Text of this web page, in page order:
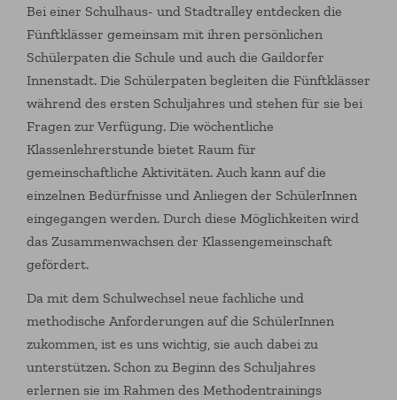
Bei einer Schulhaus- und Stadtralley entdecken die
Fünftklässer gemeinsam mit ihren persönlichen
Schülerpaten die Schule und auch die Gaildorfer
Innenstadt. Die Schülerpaten begleiten die Fünftklässer
während des ersten Schuljahres und stehen für sie bei
Fragen zur Verfügung. Die wöchentliche
Klassenlehrerstunde bietet Raum für
gemeinschaftliche Aktivitäten. Auch kann auf die
einzelnen Bedürfnisse und Anliegen der SchülerInnen
eingegangen werden. Durch diese Möglichkeiten wird
das Zusammenwachsen der Klassengemeinschaft
gefördert.
Da mit dem Schulwechsel neue fachliche und
methodische Anforderungen auf die SchülerInnen
zukommen, ist es uns wichtig, sie auch dabei zu
unterstützen. Schon zu Beginn des Schuljahres
erlernen sie im Rahmen des Methodentrainings